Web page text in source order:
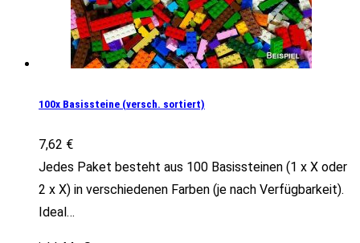
100x Basissteine (versch. sortiert)
7,62 €
Jedes Paket besteht aus 100 Basissteinen (1 x X oder
2 x X) in verschiedenen Farben (je nach Verfügbarkeit).
Ideal…